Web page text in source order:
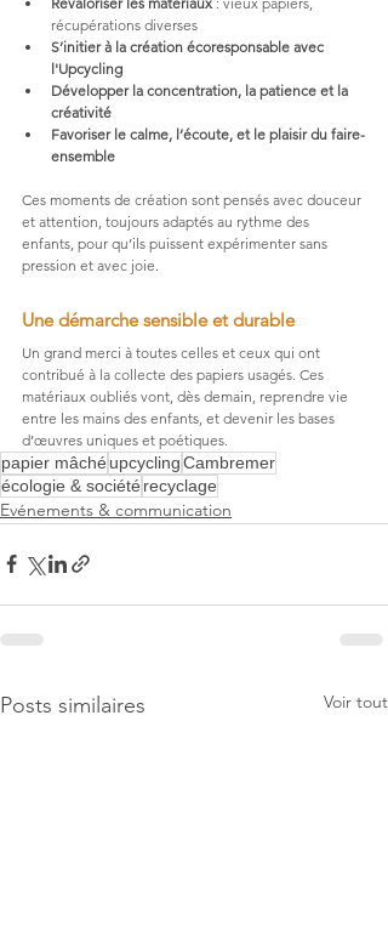
récupérations diverses
S’initier à la création écoresponsable avec
l'Upcycling
Développer la concentration, la patience et la
créativité
Favoriser le calme, l’écoute, et le plaisir du faire-
ensemble
Ces moments de création sont pensés avec douceur
et attention, toujours adaptés au rythme des
enfants, pour qu’ils puissent expérimenter sans
pression et avec joie.
Une démarche sensible et durable
Un grand merci à toutes celles et ceux qui ont
contribué à la collecte des papiers usagés. Ces
matériaux oubliés vont, dès demain, reprendre vie
entre les mains des enfants, et devenir les bases
d’œuvres uniques et poétiques.
papier mâché upcyclingCambremer
écologie & société recyclage
Evénements & communication
Posts similaires Voir tout